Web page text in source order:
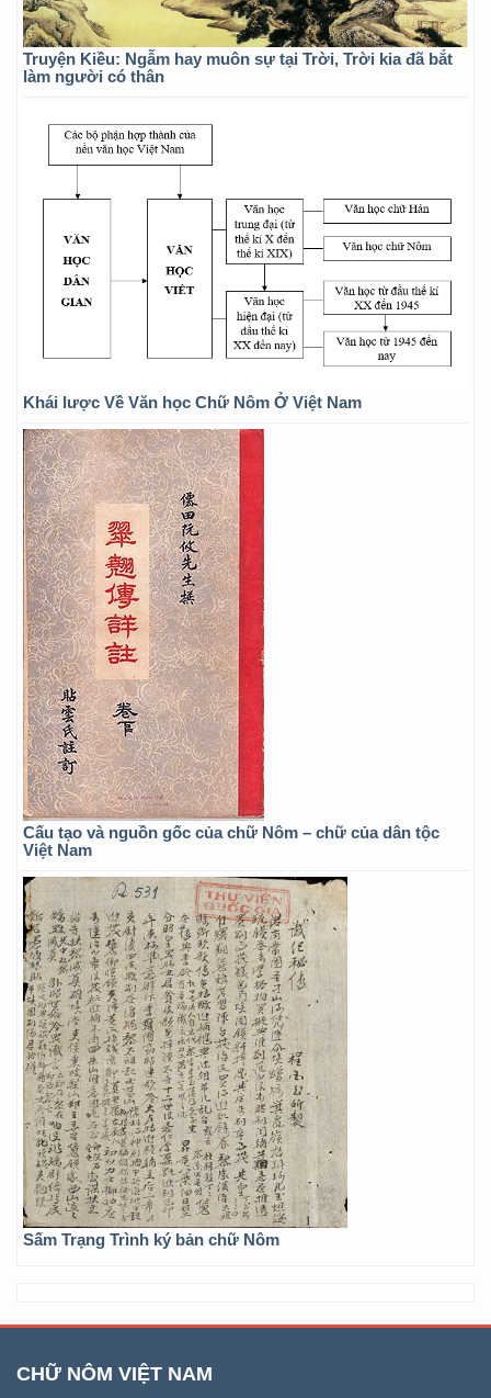
Truyện Kiều: Ngẫm hay muôn sự tại Trời, Trời kia đã bắt
làm người có thân
Khái lược Về Văn học Chữ Nôm Ở Việt Nam
Cấu tạo và nguồn gốc của chữ Nôm – chữ của dân tộc
Việt Nam
Sấm Trạng Trình ký bản chữ Nôm
CHỮ NÔM VIỆT NAM